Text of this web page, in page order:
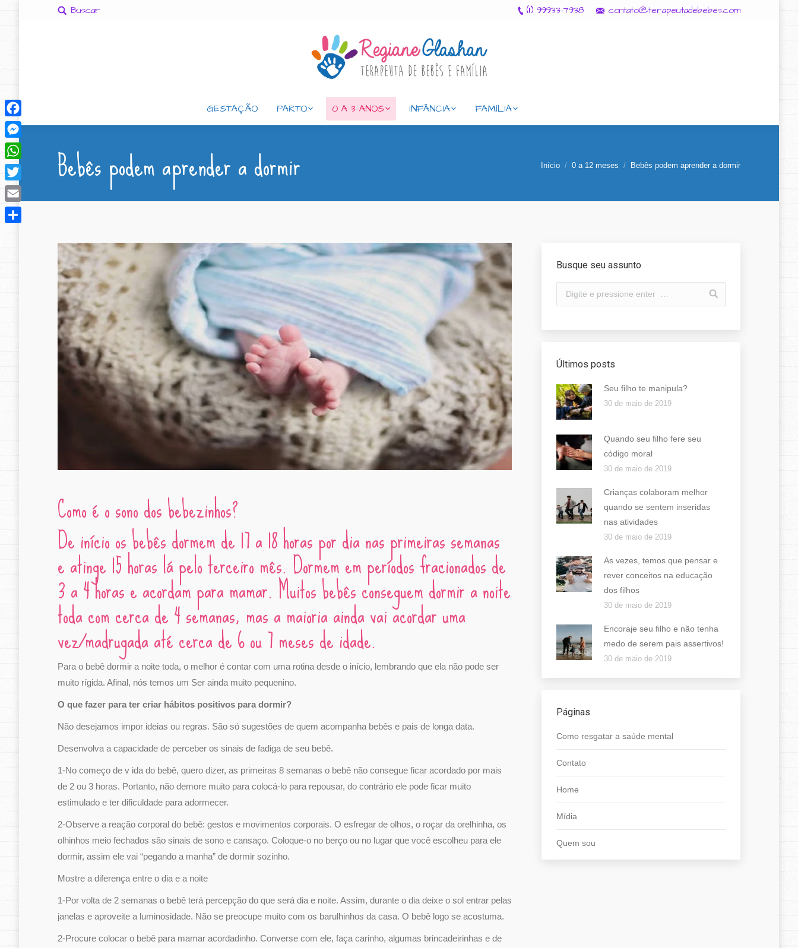
Buscar (11) 99933-7938 contato@terapeutadebebes.com
GESTAÇÃO PARTO 0 A 3 ANOS INFÂNCIA FAMÍLIA
Bebês podem aprender a dormir Início 0 a 12 meses Bebês podem aprender a dormir
Como é o sono dos bebezinhos?
De início os bebês dormem de 17 a 18 horas por dia nas primeiras semanas
e atinge 15 horas lá pelo terceiro mês. Dormem em períodos fracionados de
3 a 4 horas e acordam para mamar. Muitos bebês conseguem dormir a noite
toda com cerca de 4 semanas, mas a maioria ainda vai acordar uma
vez/madrugada até cerca de 6 ou 7 meses de idade.
Para o bebê dormir a noite toda, o melhor é contar com uma rotina desde o início, lembrando que ela não pode ser
muito rígida. Afinal, nós temos um Ser ainda muito pequenino.
O que fazer para ter criar hábitos positivos para dormir?
Não desejamos impor ideias ou regras. São só sugestões de quem acompanha bebês e pais de longa data.
Desenvolva a capacidade de perceber os sinais de fadiga de seu bebê.
1-No começo de v ida do bebê, quero dizer, as primeiras 8 semanas o bebê não consegue ficar acordado por mais
de 2 ou 3 horas. Portanto, não demore muito para colocá-lo para repousar, do contrário ele pode ficar muito
estimulado e ter dificuldade para adormecer.
2-Observe a reação corporal do bebê: gestos e movimentos corporais. O esfregar de olhos, o roçar da orelhinha, os
olhinhos meio fechados são sinais de sono e cansaço. Coloque-o no berço ou no lugar que você escolheu para ele
dormir, assim ele vai “pegando a manha” de dormir sozinho.
Mostre a diferença entre o dia e a noite
1-Por volta de 2 semanas o bebê terá percepção do que será dia e noite. Assim, durante o dia deixe o sol entrar pelas
janelas e aproveite a luminosidade. Não se preocupe muito com os barulhinhos da casa. O bebê logo se acostuma.
2-Procure colocar o bebê para mamar acordadinho. Converse com ele, faça carinho, algumas brincadeirinhas e de
Busque seu assunto
Últimos posts
Seu filho te manipula?
30 de maio de 2019
Quando seu filho fere seu
código moral
30 de maio de 2019
Crianças colaboram melhor
quando se sentem inseridas
nas atividades
30 de maio de 2019
As vezes, temos que pensar e
rever conceitos na educação
dos filhos
30 de maio de 2019
Encoraje seu filho e não tenha
medo de serem pais assertivos!
30 de maio de 2019
Páginas
Como resgatar a saúde mental
Contato
Home
Mídia
Quem sou
Facebook
Messenger
WhatsApp
Twitter
Email